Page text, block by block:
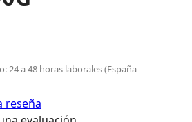
24 a 48 horas laborales (España
reseña